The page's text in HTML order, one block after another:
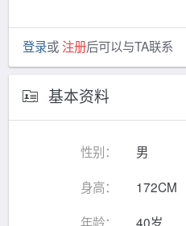
登录或注册后可以与TA联系
基本资料
性别：
男
身高：
172CM
年龄：
40岁